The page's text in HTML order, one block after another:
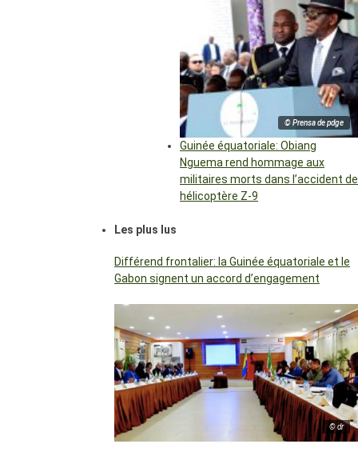
© Prensa de pdge
Guinée équatoriale: Obiang
Nguema rend hommage aux
militaires morts dans l’accident de
hélicoptère Z-9
Les plus lus
Différend frontalier: la Guinée équatoriale et le
Gabon signent un accord d’engagement
© dr